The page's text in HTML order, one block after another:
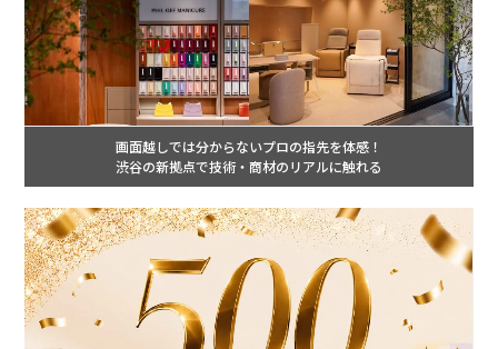
画面越しでは分からないプロの指先を体感！
渋谷の新拠点で技術・商材のリアルに触れる